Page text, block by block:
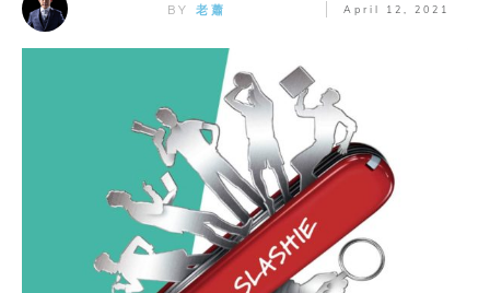
BY 老蕭 April 12, 2021